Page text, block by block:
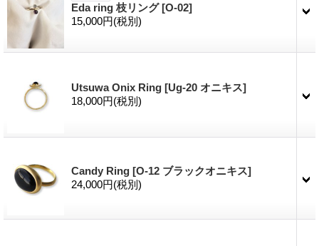
Eda ring 枝リング[O-02]
15,000円(税別)
Utsuwa Onix Ring [Ug-20 オニキス]
18,000円(税別)
Candy Ring [O-12 ブラックオニキス]
24,000円(税別)